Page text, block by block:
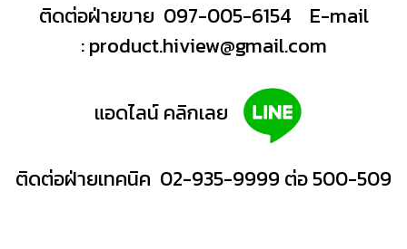
ติดต่อฝ่ายขาย 097-005-6154
E-mail
:product.hiview@gmail.com
แอดไลน์ คลิกเลย
ติดต่อฝ่ายเทคนิค 02-935-9999 ต่อ 500-509